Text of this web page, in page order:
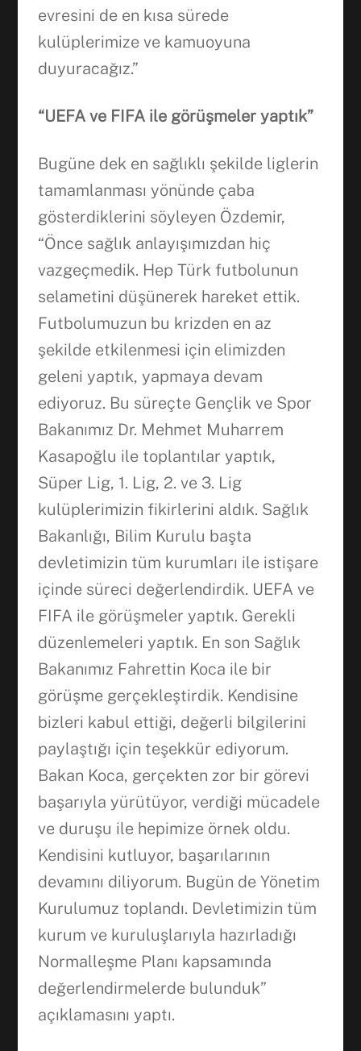
evresini de en kısa sürede
kulüplerimize ve kamuoyuna
duyuracağız.”
“UEFA ve FIFA ile görüşmeler yaptık”
Bugüne dek en sağlıklı şekilde liglerin
tamamlanması yönünde çaba
gösterdiklerini söyleyen Özdemir,
“Önce sağlık anlayışımızdan hiç
vazgeçmedik. Hep Türk futbolunun
selametini düşünerek hareket ettik.
Futbolumuzun bu krizden en az
şekilde etkilenmesi için elimizden
geleni yaptık, yapmaya devam
ediyoruz. Bu süreçte Gençlik ve Spor
Bakanımız Dr. Mehmet Muharrem
Kasapoğlu ile toplantılar yaptık,
Süper Lig, 1. Lig, 2. ve 3. Lig
kulüplerimizin fikirlerini aldık. Sağlık
Bakanlığı, Bilim Kurulu başta
devletimizin tüm kurumları ile istişare
içinde süreci değerlendirdik. UEFA ve
FIFA ile görüşmeler yaptık. Gerekli
düzenlemeleri yaptık. En son Sağlık
Bakanımız Fahrettin Koca ile bir
görüşme gerçekleştirdik. Kendisine
bizleri kabul ettiği, değerli bilgilerini
paylaştığı için teşekkür ediyorum.
Bakan Koca, gerçekten zor bir görevi
başarıyla yürütüyor, verdiği mücadele
ve duruşu ile hepimize örnek oldu.
Kendisini kutluyor, başarılarının
devamını diliyorum. Bugün de Yönetim
Kurulumuz toplandı. Devletimizin tüm
kurum ve kuruluşlarıyla hazırladığı
Normalleşme Planı kapsamında
değerlendirmelerde bulunduk”
açıklamasını yaptı.